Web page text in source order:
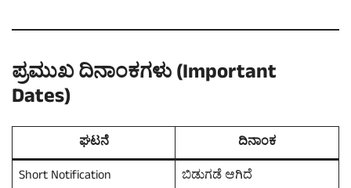
ಪ್ರಮುಖ ದಿನಾಂಕಗಳು (Important
Dates)
ಘಟನೆ
ದಿನಾಂಕ
Short Notification
ಬಿಡುಗಡೆ ಆಗಿದೆ